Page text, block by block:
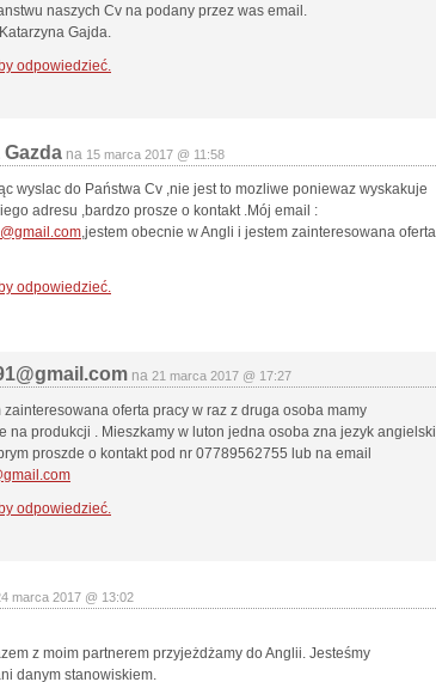
naszych Cv na podany przez was email.
Gajda.
odpowiedzieć.
Gazda na 15 marca 2017 @ 11:58
wyslac do Państwa Cv ,nie jest to mozliwe poniewaz wyskakuje
adresu ,bardzo prosze o kontakt .Mój email :
,jestem obecnie w Angli i jestem zainteresowana oferta
odpowiedzieć.
na 21 marca 2017 @ 17:27
zainteresowana oferta pracy w raz z druga osoba mamy
na produkcji . Mieszkamy w luton jedna osoba zna jezyk angielski
proszde o kontakt pod nr 07789562755 lub na email
odpowiedzieć.
marca 2017 @ 13:02
z moim partnerem przyjeżdżamy do Anglii. Jesteśmy
danym stanowiskiem.